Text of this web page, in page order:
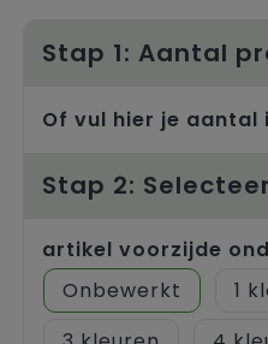
Tassen voor sport
Trolleys
Stap 1: Aantal
Of vul hier je aantal
Stap 2:
artikel voorzijde
Onbewerkt
1